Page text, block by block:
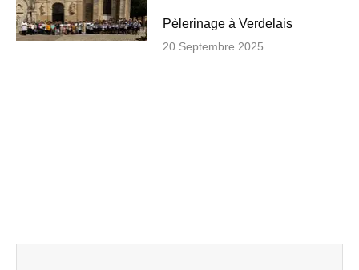
Pèlerinage à Verdelais
20 Septembre 2025